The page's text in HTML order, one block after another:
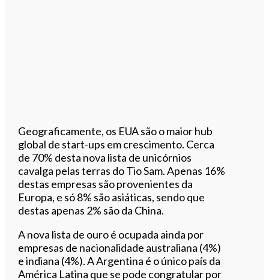
Geograficamente, os EUA são o maior hub
global de start-ups em crescimento. Cerca
de 70% desta nova lista de unicórnios
cavalga pelas terras do Tio Sam. Apenas 16%
destas empresas são provenientes da
Europa, e só 8% são asiáticas, sendo que
destas apenas 2% são da China.
A nova lista de ouro é ocupada ainda por
empresas de nacionalidade australiana (4%)
e indiana (4%). A Argentina é o único país da
América Latina que se pode congratular por